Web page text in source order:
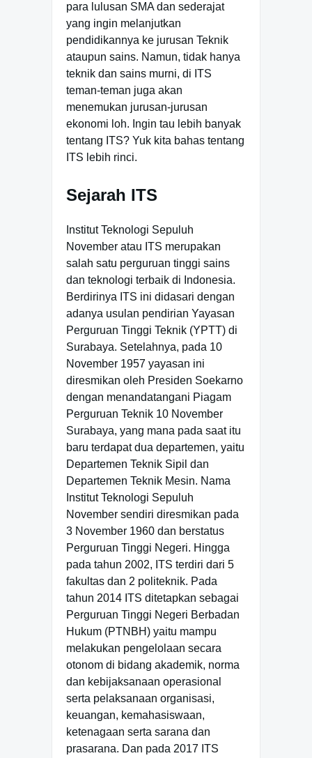
para lulusan SMA dan sederajat
yang ingin melanjutkan
pendidikannya ke jurusan Teknik
ataupun sains. Namun, tidak hanya
teknik dan sains murni, di ITS
teman-teman juga akan
menemukan jurusan-jurusan
ekonomi loh. Ingin tau lebih banyak
tentang ITS? Yuk kita bahas tentang
ITS lebih rinci.
Sejarah ITS
Institut Teknologi Sepuluh
November atau ITS merupakan
salah satu perguruan tinggi sains
dan teknologi terbaik di Indonesia.
Berdirinya ITS ini didasari dengan
adanya usulan pendirian Yayasan
Perguruan Tinggi Teknik (YPTT) di
Surabaya. Setelahnya, pada 10
November 1957 yayasan ini
diresmikan oleh Presiden Soekarno
dengan menandatangani Piagam
Perguruan Teknik 10 November
Surabaya, yang mana pada saat itu
baru terdapat dua departemen, yaitu
Departemen Teknik Sipil dan
Departemen Teknik Mesin. Nama
Institut Teknologi Sepuluh
November sendiri diresmikan pada
3 November 1960 dan berstatus
Perguruan Tinggi Negeri. Hingga
pada tahun 2002, ITS terdiri dari 5
fakultas dan 2 politeknik. Pada
tahun 2014 ITS ditetapkan sebagai
Perguruan Tinggi Negeri Berbadan
Hukum (PTNBH) yaitu mampu
melakukan pengelolaan secara
otonom di bidang akademik, norma
dan kebijaksanaan operasional
serta pelaksanaan organisasi,
keuangan, kemahasiswaan,
ketenagaan serta sarana dan
prasarana. Dan pada 2017 ITS